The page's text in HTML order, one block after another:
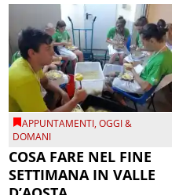
APPUNTAMENTI,OGGI &
DOMANI
COSA FARE NEL FINE
SETTIMANA IN VALLE